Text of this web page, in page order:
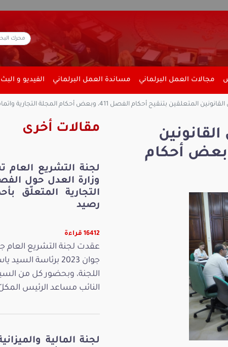
مجالات العمل البرلماني مساندة العمل البرلماني الفيديو و
أحكام الفصل 411، وبعض أحكام المجلة التجارية واتمامها.
بتنقيح أحكام الفصل 411، وبعض أحكام
مقالات أخرى
لجنة التشريع العام
التجارية المتعلّق
رصيد
16412 قراءة
جوان 2023 برئاسة
اللجنة، وبحضور كل من
النائب مساعد الرئيس
لجنة المالية